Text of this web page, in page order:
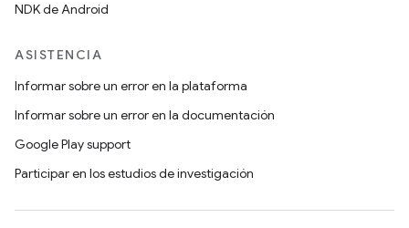
NDK de Android
ASISTENCIA
Informar sobre un error en la plataforma
Informar sobre un error en la documentación
Google Play support
Participar en los estudios de investigación